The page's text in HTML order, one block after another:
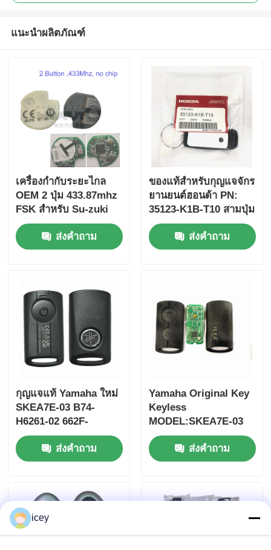
ผลิตภัณฑ์
แนะนำผลิตภัณฑ์
เครื่องกํากับระยะไกล
OEM 2 ปุ่ม 433.87mhz
FSK สําหรับ Su-zuki
Jim-ny 2005-2017 ไม่มี
ชิป 37182-A7 เพียงควบ
คุมสําหรับขายส่ง MOQ
ส่งคำถาม
ของแท้สําหรับกุญแจจักร
ยานยนต์ฮอนด้า PN:
35123-K1B-T10 สามปุ่ม
FSK433.92MHz
ID47chip กุญแจรถยนต์
ไกล
ส่งคำถาม
กุญแจแท้ Yamaha ใหม่
SKEA7E-03 B74-
H6261-02 662F-
SKEA7D03
ส่งคำถาม
Yamaha Original Key
Keyless
MODEL:SKEA7E-03
สําหรับ Yamaha Smart
Remote Key B74-
H6261-02/662F-
ส่งคำถาม
icey